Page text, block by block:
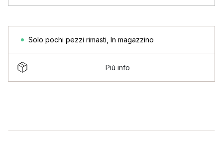
Solo pochi pezzi rimasti In magazzino
Più info